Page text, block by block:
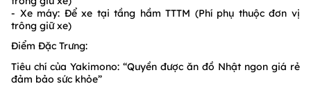
- Xe máy: Để xe tại tầng hầm TTTM (Phí phụ thuộc đơn vị
trông giữ xe)
Điểm Đặc Trưng:
Tiêu chí của Yakimono: “Quyền được ăn đồ Nhật ngon giá rẻ
đảm bảo sức khỏe”